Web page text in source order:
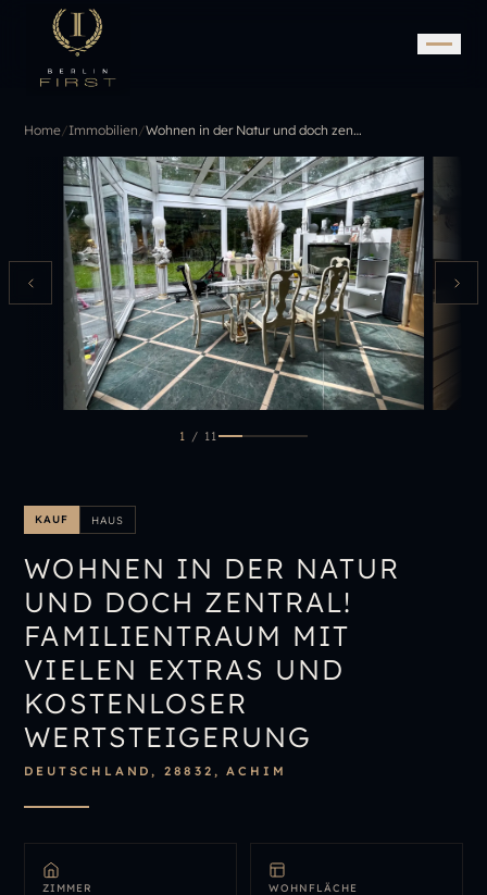
IMMOBILIE BEWERTEN
Home/Immobilien/ Wohnen in der Natur und doch zentral! Familientraum mit vielen Extras und kostenloser Wertsteigerung
1 / 11
KAUF HAUS
WOHNEN IN DER NATUR
UND DOCH ZENTRAL!
FAMILIENTRAUM MIT
VIELEN EXTRAS UND
KOSTENLOSER
WERTSTEIGERUNG
DEUTSCHLAND, 28832, ACHIM
ZIMMER WOHNFLÄCHE